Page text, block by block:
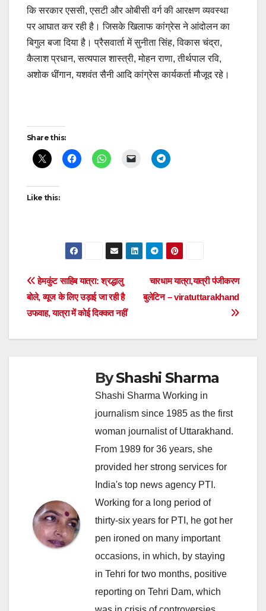
कि सरकार एससी, एसटी और ओबीसी वर्ग की आरक्षण व्यवस्था
पर आघात कर रही है। जिसके खिलाफ कांग्रेस ने आंदोलन का
बिगुल बजा दिया है। प्रैसवार्ता में सुनीता सिंह, विकास चंद्रा,
कैलाश प्रधान, सत्यपाल शास्त्री, मोहन राणा, तीर्थपाल रवि,
अशोक धींगान, यशवंत सैनी आदि कांग्रेस कार्यकर्ता मौजूद रहे।
Post
navigation
Share this:
Like this:
Post
navigation
चारधाम यात्रा,यात्री पंजीकरण
बुलेटिन – viratuttarakhand
हेमकुंट साहिब यात्रा: श्रद्धालु
बोले, व्यूज के लिए उड़ाई जा रही है
उफवाह, यात्रा में कोई दिक्कत नहीं
ByShashi Sharma
Shashi Sharma Working in
journalism since 1985 as the first
woman journalist of Uttarakhand.
From 1989 for 36 years, she
provided her strong services for
India's top news agency PTI.
Working for a long period of
thirty-six years for PTI, he got her
pen ironed on many important
occasions, in which, by staying
in Tehri for two months, positive
reporting on Tehri Dam, which